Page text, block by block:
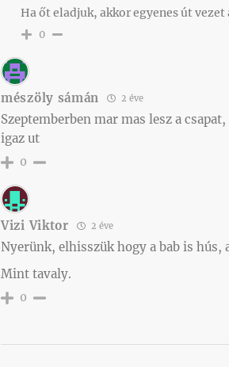
Ha őt eladjuk, akkor egyenes út vezet
0
mészöly sámán 2 éve
Szeptemberben mar mas lesz a
igaz ut
0
Vizi Viktor 2 éve
Nyerünk, elhisszük hogy a bab is hús,
Mint tavaly.
0